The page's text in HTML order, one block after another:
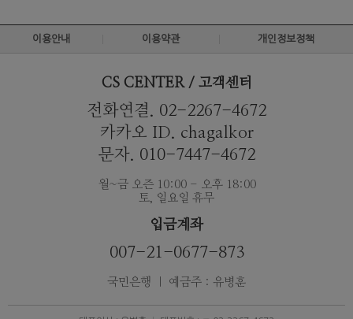
이용안내 이용약관 개인정보정책
CS CENTER / 고객센터
전화연결. 02-2267-4672
카카오 ID. chagalkor
문자. 010-7447-4672
월~금 오즌 10:00 - 오후 18:00
토, 일요일 휴무
입금계좌
007-21-0677-873
국민은행 ｜ 예금주 : 유병훈